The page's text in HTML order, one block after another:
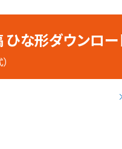
ひな形ダウンロー